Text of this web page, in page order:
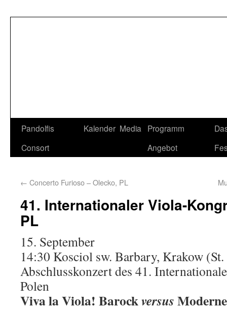
Pandolfis
Consort
Kalender Media
Programm
Angebot
← Concerto Furioso – Olecko, PL
41. Internationaler Viola-
PL
15. September
14:30 Kosciol sw. Barbary, Krakow
Abschlusskonzert des 41.
Polen
Viva la Viola! BarockversusModerne